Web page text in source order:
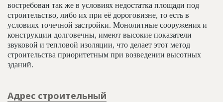
востребован так же в условиях недостатка площади под
строительство, либо их при её дороговизне, то есть в
условиях точечной застройки. Монолитные сооружения и
конструкции долговечны, имеют высокие показатели
звуковой и тепловой изоляции, что делает этот метод
строительства приоритетным при возведении высотных
зданий.
Адрес строительный